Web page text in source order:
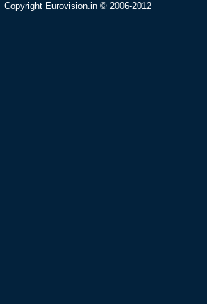
Copyright Eurovision.in © 2006-2012